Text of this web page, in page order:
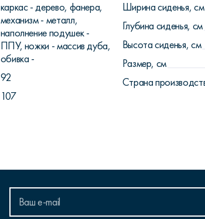
каркас - дерево, фанера,
механизм - металл,
наполнение подушек -
ППУ, ножки - массив дуба,
обивка -
92
107
Ширина сиденья, см
Глубина сиденья, см
Высота сиденья, см
Размер, см
Страна